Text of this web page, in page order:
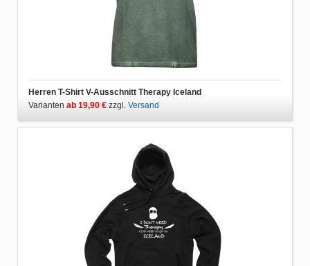
Herren T-Shirt V-Ausschnitt Therapy Iceland
Varianten ab 19,90 € zzgl. Versand